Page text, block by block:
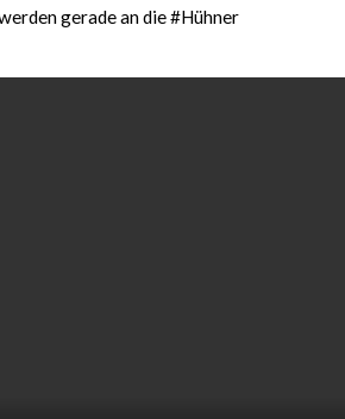
gerade an die #Hühner